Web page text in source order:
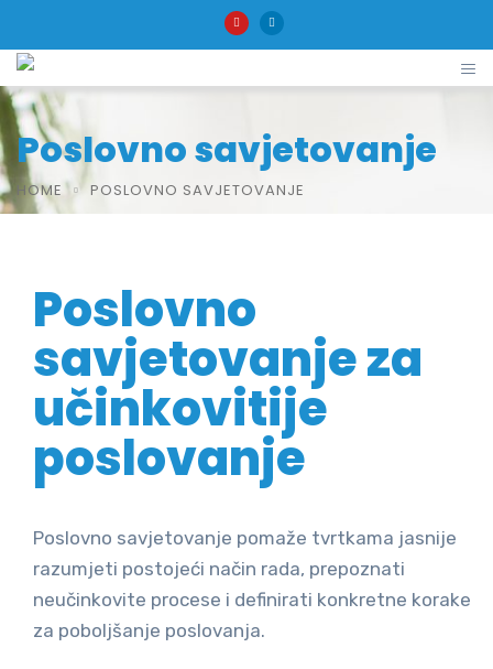
Poslovno savjetovanje
HOME POSLOVNO SAVJETOVANJE
Poslovno
savjetovanje za
učinkovitije
poslovanje
Poslovno savjetovanje pomaže tvrtkama jasnije
razumjeti postojeći način rada, prepoznati
neučinkovite procese i definirati konkretne korake
za poboljšanje poslovanja.